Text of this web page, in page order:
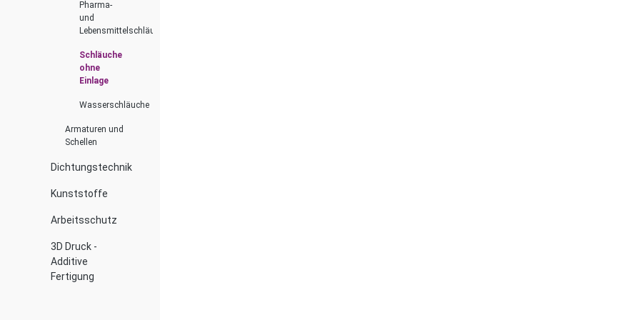
Pharma-
und
Lebensmittelschläuche
Schläuche
ohne
Einlage
Wasserschläuche
Armaturen und
Schellen
Dichtungstechnik
Kunststoffe
Arbeitsschutz
3D Druck -
Additive
Fertigung